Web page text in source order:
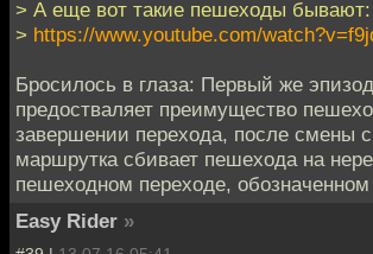
> А еще вот такие пешеходы бывают:
> https://www.youtube.com/
Бросилось в глаза: Первый же
предостваляет преимущество
завершении перехода, после смены
маршрутка сбивает пешехода на
пешеходном переходе,
Easy Rider »